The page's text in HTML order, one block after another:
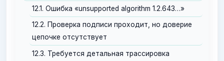
12.1. Ошибка «unsupported algorithm 1.2.643…»
12.2. Проверка подписи проходит, но доверие
цепочке отсутствует
12.3. Требуется детальная трассировка